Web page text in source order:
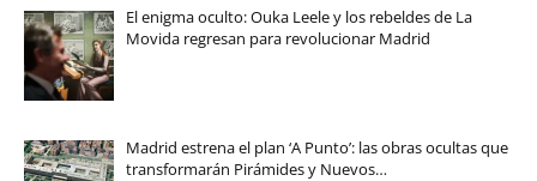
El enigma oculto: Ouka Leele y los rebeldes de La
Movida regresan para revolucionar Madrid
Madrid estrena el plan ‘A Punto’: las obras ocultas que
transformarán Pirámides y Nuevos…